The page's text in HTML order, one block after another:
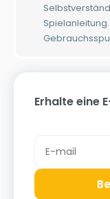
Erhalte eine